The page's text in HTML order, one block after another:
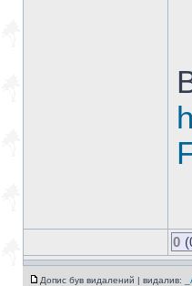
0
Допис був видалений | видалив: